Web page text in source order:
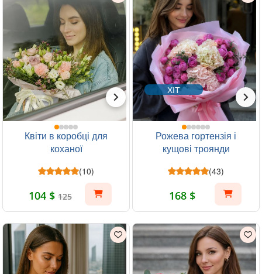
Квіти в коробці для
коханої
(10)
104 $ 125
ХІТ
Рожева гортензія і
кущові троянди
(43)
168 $